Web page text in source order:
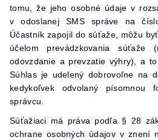
tomu, že jeho osobné údaje v
v odoslanej SMS správe na
Účastník zapojil do súťaže, môžu
účelom prevádzkovania súťaže
odovzdanie a prevzatie výhry), a
Súhlas je udelený dobrovoľne na
kedykoľvek odvolaný písomnou
správcu.
Súťažiaci má práva podľa § 28
ochrane osobných údajov v znení